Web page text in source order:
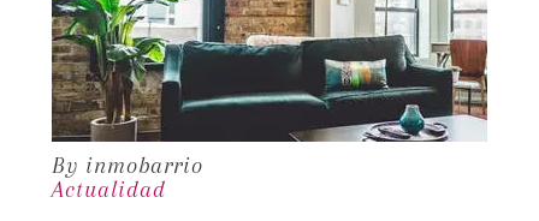
By inmobarrio
Actualidad